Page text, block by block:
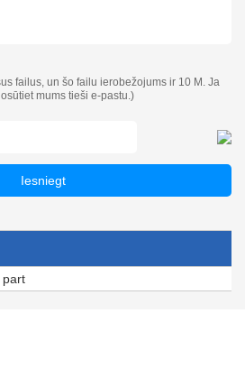
failus, un šo failu ierobežojums ir 10 M. Ja
mums tieši e-pastu.)
part